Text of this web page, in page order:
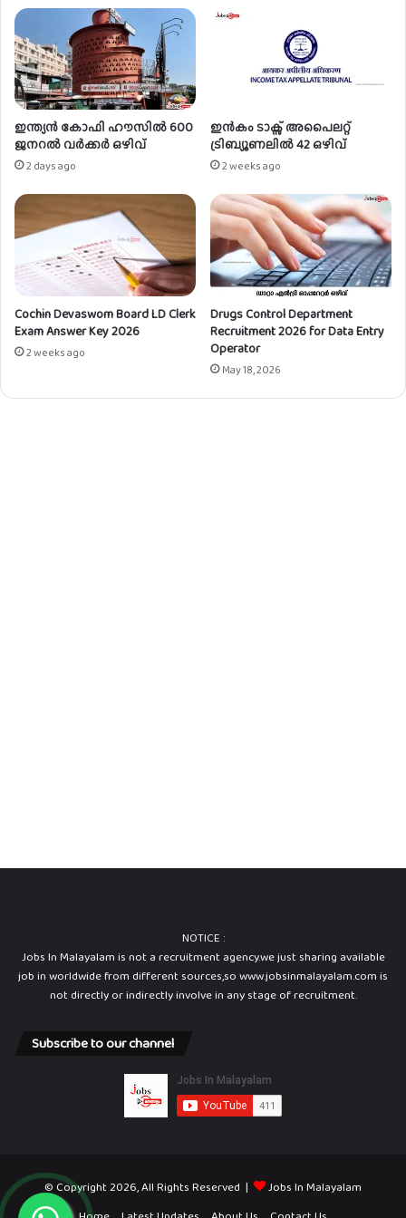
ജ
ഒ
ഴി
വ്
ഇന്ത്യൻ കോഫി ഹൗസിൽ 600
ജനറൽ വർക്കർ ഒഴിവ്
2 days ago
ഇൻകം ടാക്സ് അപൈലറ്റ്
ട്രിബ്യൂണലിൽ 42 ഒഴിവ്
2 weeks ago
Cochin Devaswom Board LD Clerk
Exam Answer Key 2026
2 weeks ago
Drugs Control Department
Recruitment 2026 for Data Entry
Operator
May 18, 2026
NOTICE :
Jobs In Malayalam is not a recruitment agency.we just sharing available
job in worldwide from different sources,so www.jobsinmalayalam.com is
not directly or indirectly involve in any stage of recruitment.
Subscribe to our channel
© Copyright 2026, All Rights Reserved |
Jobs In Malayalam